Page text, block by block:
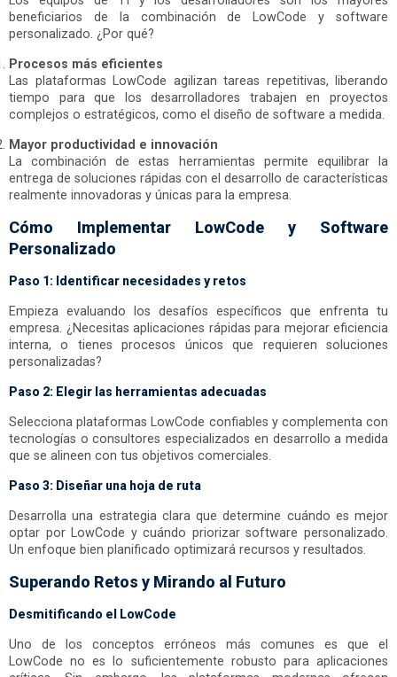
beneficiarios de la combinación de LowCode y software
personalizado. ¿Por qué?
Procesos más eficientes
Las plataformas LowCode agilizan tareas repetitivas, liberando
tiempo para que los desarrolladores trabajen en proyectos
complejos o estratégicos, como el diseño de software a medida.
Mayor productividad e innovación
La combinación de estas herramientas permite equilibrar la
entrega de soluciones rápidas con el desarrollo de características
realmente innovadoras y únicas para la empresa.
Cómo Implementar LowCode y Software
Personalizado
Paso 1: Identificar necesidades y retos
Empieza evaluando los desafíos específicos que enfrenta tu
empresa. ¿Necesitas aplicaciones rápidas para mejorar eficiencia
interna, o tienes procesos únicos que requieren soluciones
personalizadas?
Paso 2: Elegir las herramientas adecuadas
Selecciona plataformas LowCode confiables y complementa con
tecnologías o consultores especializados en desarrollo a medida
que se alineen con tus objetivos comerciales.
Paso 3: Diseñar una hoja de ruta
Desarrolla una estrategia clara que determine cuándo es mejor
optar por LowCode y cuándo priorizar software personalizado.
Un enfoque bien planificado optimizará recursos y resultados.
Superando Retos y Mirando al Futuro
Desmitificando el LowCode
Uno de los conceptos erróneos más comunes es que el
LowCode no es lo suficientemente robusto para aplicaciones